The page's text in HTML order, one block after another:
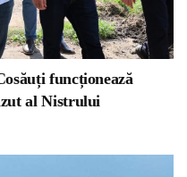
funcționează
al Nistrului